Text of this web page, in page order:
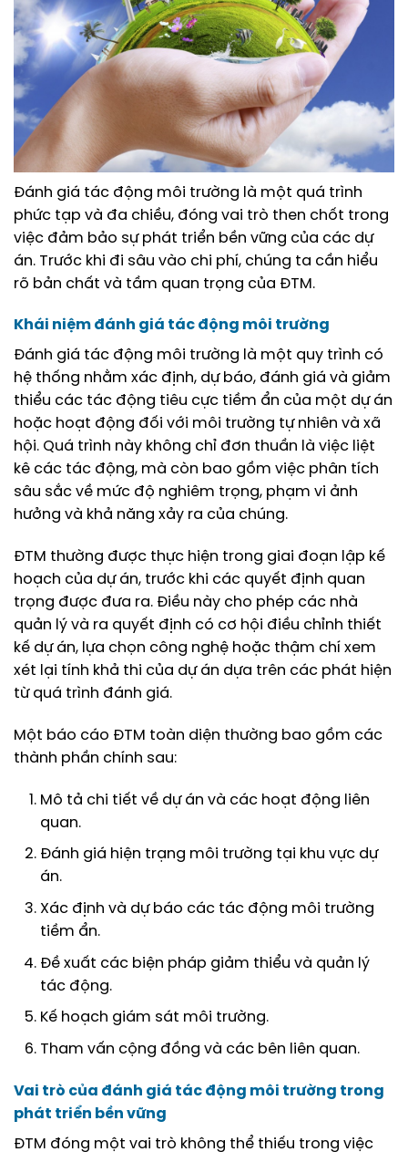
Đánh giá tác động môi trường là một quá trình
phức tạp và đa chiều, đóng vai trò then chốt trong
việc đảm bảo sự phát triển bền vững của các dự
án. Trước khi đi sâu vào chi phí, chúng ta cần hiểu
rõ bản chất và tầm quan trọng của ĐTM.
Khái niệm đánh giá tác động môi trường
Đánh giá tác động môi trường là một quy trình có
hệ thống nhằm xác định, dự báo, đánh giá và giảm
thiểu các tác động tiêu cực tiềm ẩn của một dự án
hoặc hoạt động đối với môi trường tự nhiên và xã
hội. Quá trình này không chỉ đơn thuần là việc liệt
kê các tác động, mà còn bao gồm việc phân tích
sâu sắc về mức độ nghiêm trọng, phạm vi ảnh
hưởng và khả năng xảy ra của chúng.
ĐTM thường được thực hiện trong giai đoạn lập kế
hoạch của dự án, trước khi các quyết định quan
trọng được đưa ra. Điều này cho phép các nhà
quản lý và ra quyết định có cơ hội điều chỉnh thiết
kế dự án, lựa chọn công nghệ hoặc thậm chí xem
xét lại tính khả thi của dự án dựa trên các phát hiện
từ quá trình đánh giá.
Một báo cáo ĐTM toàn diện thường bao gồm các
thành phần chính sau:
Mô tả chi tiết về dự án và các hoạt động liên
quan.
Đánh giá hiện trạng môi trường tại khu vực dự
án.
Xác định và dự báo các tác động môi trường
tiềm ẩn.
Đề xuất các biện pháp giảm thiểu và quản lý
tác động.
Kế hoạch giám sát môi trường.
Tham vấn cộng đồng và các bên liên quan.
Vai trò của đánh giá tác động môi trường trong
phát triển bền vững
ĐTM đóng một vai trò không thể thiếu trong việc